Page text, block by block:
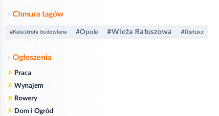
Chmura tagów
#Katastrofa budowlana #Opole #Wieża Ratuszowa #Ratusz
Ogłoszenia
» Praca
» Wynajem
» Rowery
» Dom i Ogród